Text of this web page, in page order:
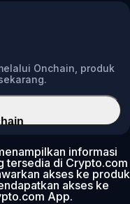
Onchain, produk
informasi
tersedia di Crypto.com
akses ke produk
akses ke
App.